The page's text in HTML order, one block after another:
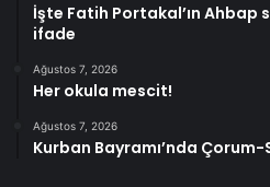
İşte Fatih Portakal’ın Ahbap
ifade
Ağustos 7, 2026
Her okula mescit!
Ağustos 7, 2026
Kurban Bayramı’nda